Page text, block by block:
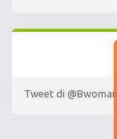
Tweet di @Bwoman_